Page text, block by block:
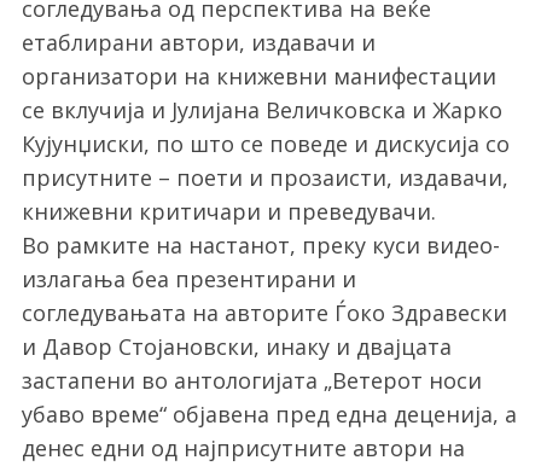
согледувања од перспектива на веќе
етаблирани автори, издавачи и
организатори на книжевни манифестации
се вклучија и Јулијана Величковска и Жарко
Кујунџиски, по што се поведе и дискусија со
присутните – поети и прозаисти, издавачи,
книжевни критичари и преведувачи.
Во рамките на настанот, преку куси видео-
излагања беа презентирани и
согледувањата на авторите Ѓоко Здравески
и Давор Стојановски, инаку и двајцата
застапени во антологијата „Ветерот носи
убаво време“ објавена пред една деценија, а
денес едни од најприсутните автори на